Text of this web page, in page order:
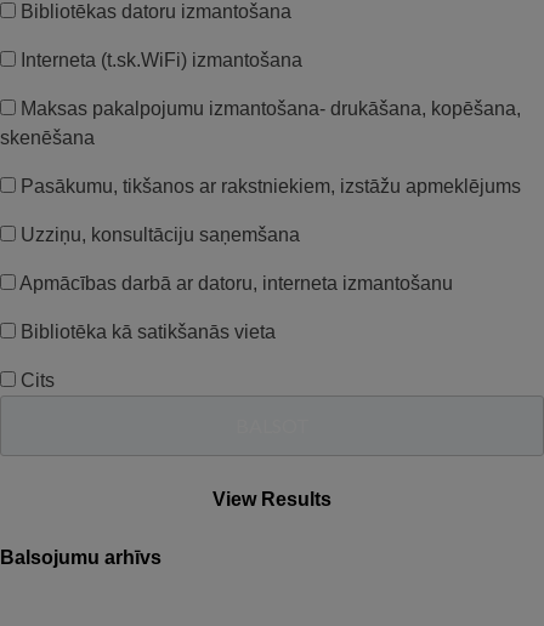
Bibliotēkas datoru izmantošana
Interneta (t.sk.WiFi) izmantošana
Maksas pakalpojumu izmantošana- drukāšana, kopēšana,
skenēšana
Pasākumu, tikšanos ar rakstniekiem, izstāžu apmeklējums
Uzziņu, konsultāciju saņemšana
Apmācības darbā ar datoru, interneta izmantošanu
Bibliotēka kā satikšanās vieta
Cits
View Results
Balsojumu arhīvs